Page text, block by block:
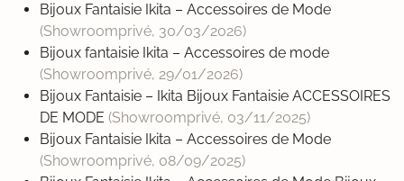
Bijoux Fantaisie Ikita – Accessoires de Mode
(Showroomprivé, 30/03/2026)
Bijoux fantaisie Ikita – Accessoires de mode
(Showroomprivé, 29/01/2026)
Bijoux Fantaisie – Ikita Bijoux Fantaisie ACCESSOIRES
DE MODE (Showroomprivé, 03/11/2025)
Bijoux Fantaisie Ikita – Accessoires de Mode
(Showroomprivé, 08/09/2025)